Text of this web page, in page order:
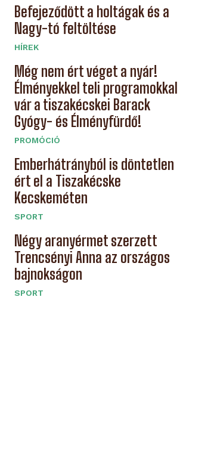
Befejeződött a holtágak és a
Nagy-tó feltöltése
HÍREK
Még nem ért véget a nyár!
Élményekkel teli programokkal
vár a tiszakécskei Barack
Gyógy- és Élményfürdő!
PROMÓCIÓ
Emberhátrányból is döntetlen
ért el a Tiszakécske
Kecskeméten
SPORT
Négy aranyérmet szerzett
Trencsényi Anna az országos
bajnokságon
SPORT